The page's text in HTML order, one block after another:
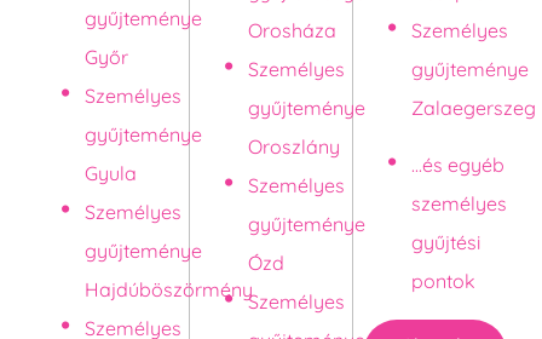
gyűjteménye
Győr
Személyes
gyűjteménye
Gyula
Személyes
gyűjteménye
Hajdúböszörmény
Személyes
Orosháza
Személyes
gyűjteménye
Oroszlány
Személyes
gyűjteménye
Ózd
Személyes
Személyes
gyűjteménye
Zalaegerszeg
...és egyéb
személyes
gyűjtési
pontok